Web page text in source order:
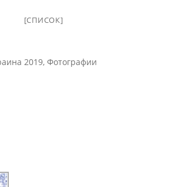
[СПИСОК]
2019, Фотографии